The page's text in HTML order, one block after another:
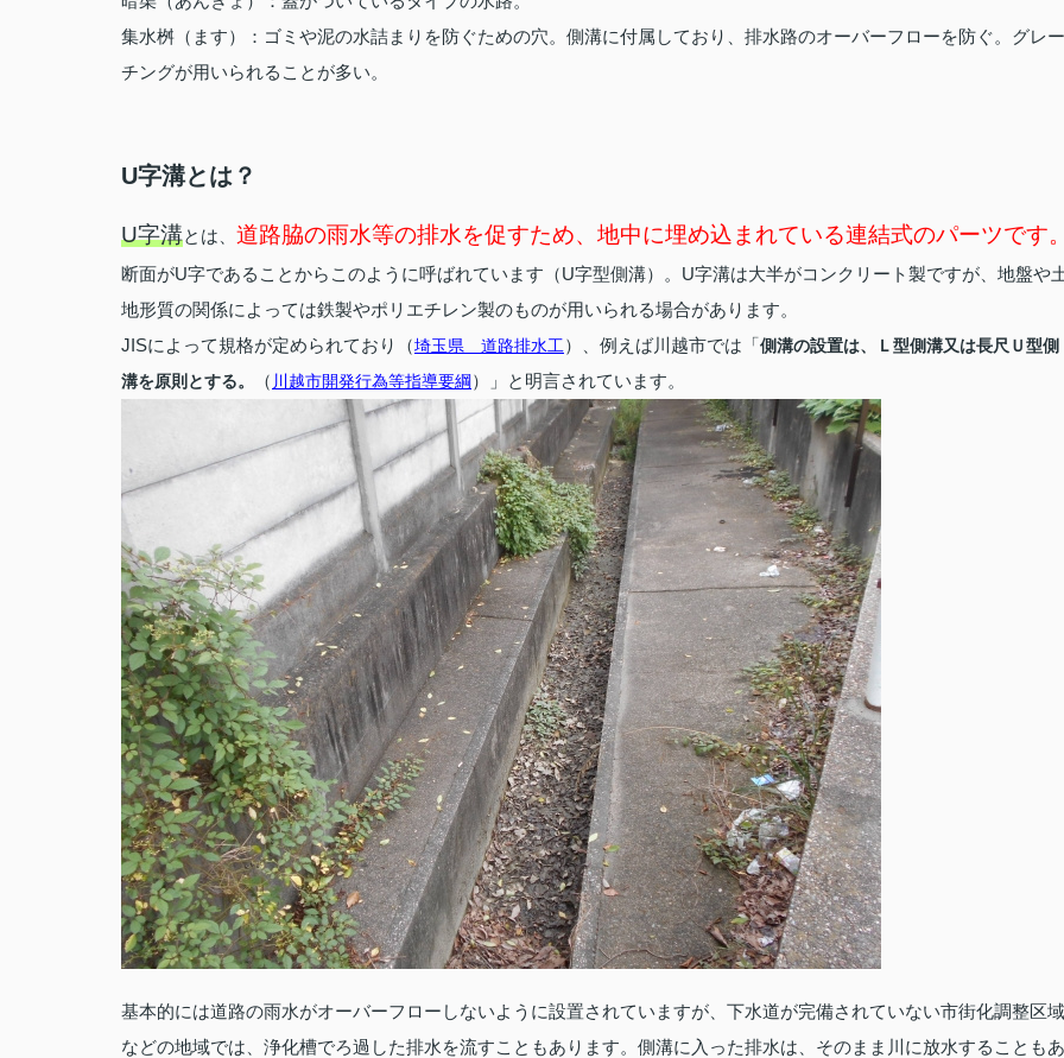
集水桝（ます）：ゴミや泥の水詰まりを防ぐための穴。側溝に付属しており、排水路のオーバーフローを防ぐ。グレー
チングが用いられることが多い。
U字溝とは？
U字溝とは、 道路脇の雨水等の排水を促すため、地中に埋め込まれている連結式のパーツです
断面がU字であることからこのように呼ばれています（U字型側溝）。U字溝は大半がコンクリート製ですが、地盤や
地形質の関係によっては鉄製やポリエチレン製のものが用いられる場合があります。
JISによって規格が定められており（埼玉県 道路排水工）、例えば川越市では「側溝の設置は、Ｌ型側溝又は長尺Ｕ型側
溝を原則とする。
（ 川越市開発行為等指導要綱）」と明言されています。
基本的には道路の雨水がオーバーフローしないように設置されていますが、下水道が完備されていない市街化調整区域
などの地域では、浄化槽でろ過した排水を流すこともあります。側溝に入った排水は、そのまま川に放水することもあ